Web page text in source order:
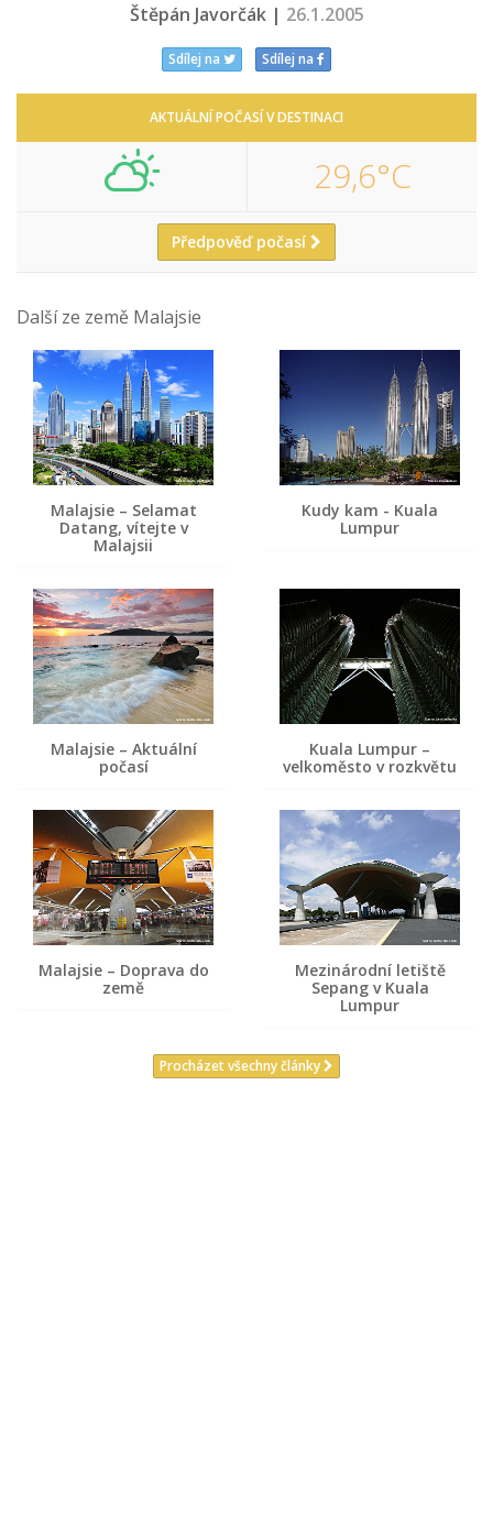
Štěpán Javorčák | 26.1.2005
Sdílej na Sdílej na
AKTUÁLNÍ POČASÍ V DESTINACI
29,6°C
Předpověď počasí
Další ze země Malajsie
Malajsie – Selamat
Datang, vítejte v
Malajsii
Kudy kam - Kuala
Lumpur
Malajsie – Aktuální
počasí
Kuala Lumpur –
velkoměsto v rozkvětu
Malajsie – Doprava do
země
Mezinárodní letiště
Sepang v Kuala
Lumpur
Procházet všechny články